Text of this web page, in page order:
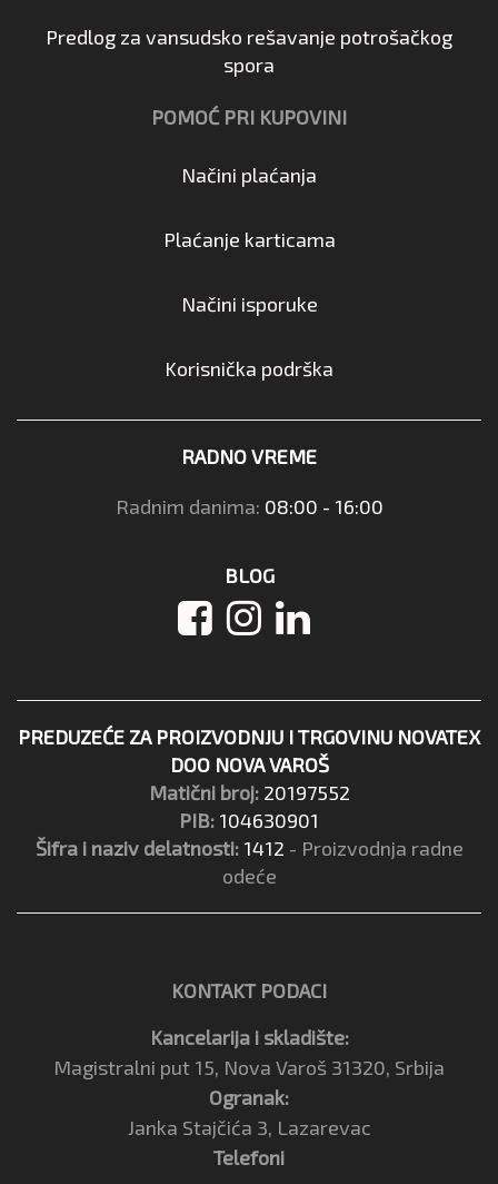
Predlog za vansudsko rešavanje potrošačkog
spora
POMOĆ PRI KUPOVINI
Načini plaćanja
Plaćanje karticama
Načini isporuke
Korisnička podrška
RADNO VREME
Radnim danima: 08:00 - 16:00
BLOG
PREDUZEĆE ZA PROIZVODNJU I TRGOVINU NOVATEX
DOO NOVA VAROŠ
Matični broj: 20197552
PIB: 104630901
Šifra i naziv delatnosti: 1412 - Proizvodnja radne
odeće
KONTAKT PODACI
Kancelarija i skladište:
Magistralni put 15, Nova Varoš 31320, Srbija
Ogranak:
Janka Stajčića 3, Lazarevac
Telefoni